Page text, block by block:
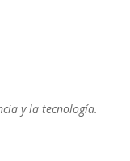
y la tecnología.